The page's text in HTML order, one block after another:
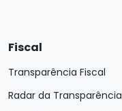
Fiscal
Transparência Fiscal
Radar da Transparência